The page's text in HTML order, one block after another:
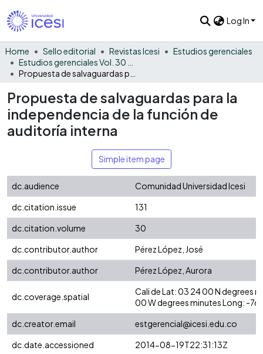
Log In
Home Sello editorial Revistas Icesi
Estudios gerenciales
Propuesta de salvaguardas para la
independencia de la función de
auditoría interna
Simple item page
dc.audience
Comunidad Universidad Icesi
dc.citation.issue
131
dc.citation.volume
30
dc.contributor.author
Pérez López, José
dc.contributor.author
Pérez López, Aurora
dc.coverage.spatial
Cali de Lat: 03 24 00 N degrees
00 W degrees minutes Long: -
dc.creator.email
estgerencial@icesi.edu.co
dc.date.accessioned
2014-08-19T22:31:13Z